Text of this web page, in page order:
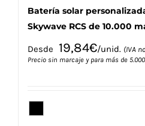
Batería solar
Skywave RCS de 10.000
Desde 19,84€/unid. (IVA
Precio sin marcaje y para más de